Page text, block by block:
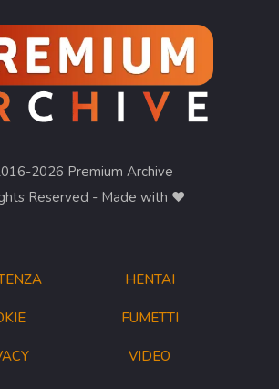
2026 Premium Archive
Reserved - Made with ❤︎
HENTAI
FUMETTI
VIDEO